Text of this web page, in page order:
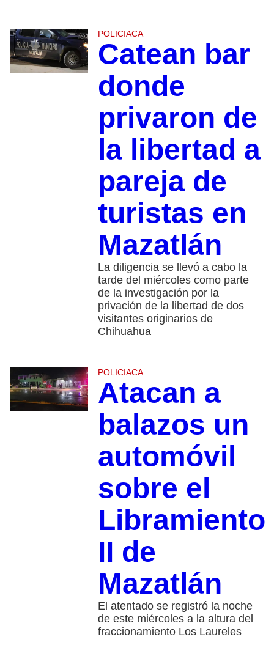
POLICIACA
Catean bar
donde
privaron de
la libertad a
pareja de
turistas en
Mazatlán
La diligencia se llevó a cabo la
tarde del miércoles como parte
de la investigación por la
privación de la libertad de dos
visitantes originarios de
Chihuahua
POLICIACA
Atacan a
balazos un
automóvil
sobre el
Libramiento
II de
Mazatlán
El atentado se registró la noche
de este miércoles a la altura del
fraccionamiento Los Laureles